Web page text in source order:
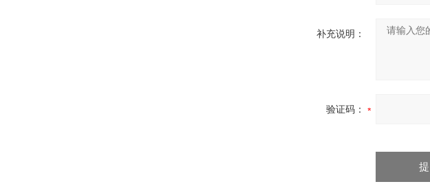
补充说明：
验证码：